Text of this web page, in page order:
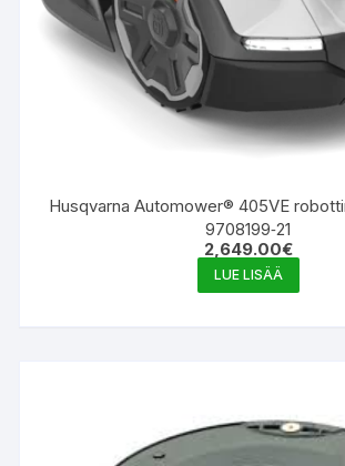
Husqvarna Automower® 405VE
9708199‑21
2,649.00€
LUE LISÄÄ